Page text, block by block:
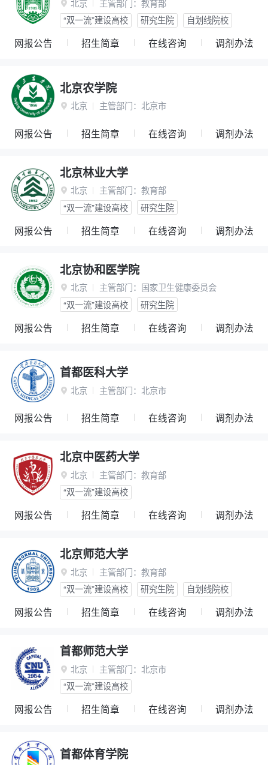
 北京 主管部门： 教育部
“双一流”建设高校
研究生院 自划线院校
网报公告 招生简章 在线咨询 调剂办法
北京农学院
 北京 主管部门： 北京市
网报公告 招生简章 在线咨询 调剂办法
北京林业大学
 北京 主管部门： 教育部
“双一流”建设高校
研究生院
网报公告 招生简章 在线咨询 调剂办法
北京协和医学院
 北京 主管部门： 国家卫生健康委员会
“双一流”建设高校
研究生院
网报公告 招生简章 在线咨询 调剂办法
首都医科大学
 北京 主管部门： 北京市
网报公告 招生简章 在线咨询 调剂办法
北京中医药大学
 北京 主管部门： 教育部
“双一流”建设高校
网报公告 招生简章 在线咨询 调剂办法
北京师范大学
 北京 主管部门： 教育部
“双一流”建设高校
研究生院 自划线院校
网报公告 招生简章 在线咨询 调剂办法
首都师范大学
 北京 主管部门： 北京市
“双一流”建设高校
网报公告 招生简章 在线咨询 调剂办法
首都体育学院